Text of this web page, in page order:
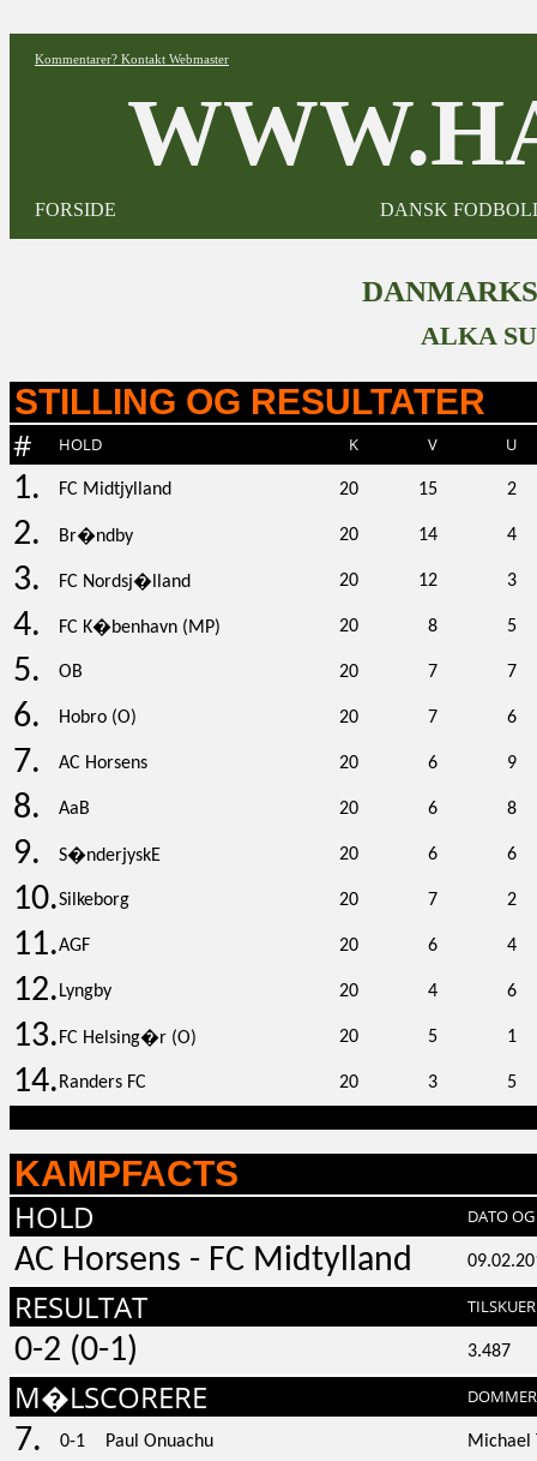
Kommentarer? Kontakt Webmaster
FORSIDE DANSK
ALKA
STILLING OG RESULTATER
#
HOLD K V U
1. FC Midtjylland 20 15 2
2. Br�ndby 20 14 4
3. FC Nordsj�lland 20 12 3
4. FC K�benhavn (MP) 20 8 5
5. OB 20 7 7
6. Hobro (O) 20 7 6
7. AC Horsens 20 6 9
8. AaB 20 6 8
9. S�nderjyskE 20 6 6
10.Silkeborg 20 7 2
11.AGF 20 6 4
12. Lyngby 20 4 6
13. FC Helsing�r (O) 20 5 1
14. Randers FC 20 3 5
KAMPFACTS
HOLD
DATO
AC Horsens - FC Midtylland
RESULTAT
0-2 (0-1) 3.487
M�LSCORERE DOMMER
7. 0-1 Paul Onuachu Michael